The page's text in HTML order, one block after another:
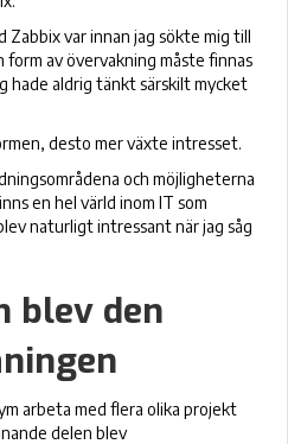
Zabbix var innan jag sökte mig till
av övervakning måste finnas
hade aldrig tänkt särskilt mycket
desto mer växte intresset.
och möjligheterna
en hel värld inom IT som
naturligt intressant när jag såg
blev den
arbeta med flera olika projekt
delen blev